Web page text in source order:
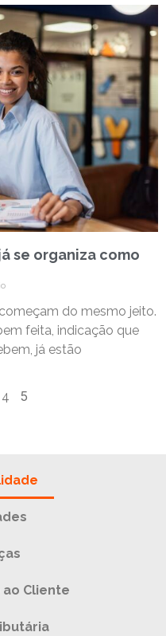
se organiza como
do mesmo jeito.
feita, indicação que
já estão
4 5
Cliente